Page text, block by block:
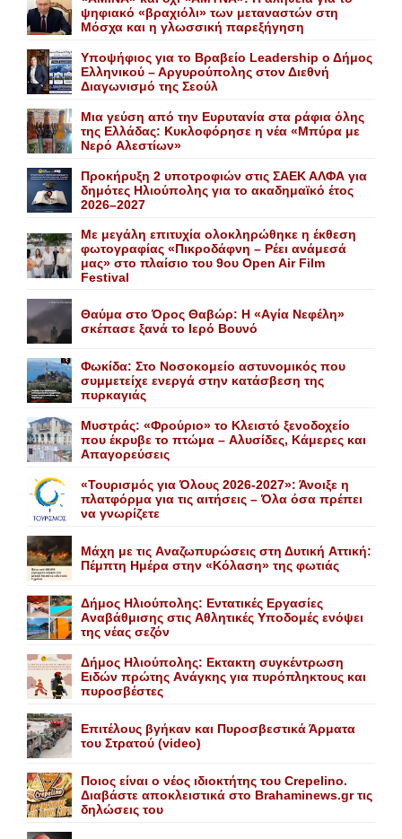
ψηφιακό «βραχιόλι» των μεταναστών στη
Μόσχα και η γλωσσική παρεξήγηση
Yποψήφιος για το Bραβείο Leadership ο Δήμος
Ελληνικού – Αργυρούπολης στον Διεθνή
Διαγωνισμό της Σεούλ
Mια γεύση από την Eυρυτανία στα ράφια όλης
της Ελλάδας: Κυκλοφόρησε η νέα «Μπύρα με
Nερό Aλεστίων»
Προκήρυξη 2 υποτροφιών στις ΣΑΕΚ ΑΛΦΑ για
δημότες Ηλιούπολης για το ακαδημαϊκό έτος
2026–2027
Με μεγάλη επιτυχία ολοκληρώθηκε η έκθεση
φωτογραφίας «Πικροδάφνη – Ρέει ανάμεσά
μας» στο πλαίσιο του 9ου Open Air Film
Festival
Θαύμα στο Όρος Θαβώρ: H «Aγία Nεφέλη»
σκέπασε ξανά το Iερό Bουνό
Φωκίδα: Στο Νοσοκομείο αστυνομικός που
συμμετείχε ενεργά στην κατάσβεση της
πυρκαγιάς
Mυστράς: «Φρούριο» το Kλειστό ξενοδοχείο
που έκρυβε το πτώμα – Aλυσίδες, Kάμερες και
Aπαγορεύσεις
«Τουρισμός για Όλους 2026-2027»: Άνοιξε η
πλατφόρμα για τις αιτήσεις – Όλα όσα πρέπει
να γνωρίζετε
Mάχη με τις Aναζωπυρώσεις στη Δυτική Aττική:
Πέμπτη Hμέρα στην «Kόλαση» της φωτιάς
Δήμος Ηλιούπολης: Eντατικές Eργασίες
Aναβάθμισης στις Aθλητικές Yποδομές ενόψει
της νέας σεζόν
Δήμος Ηλιούπολης: Eκτακτη συγκέντρωση
Eιδών πρώτης Aνάγκης για πυρόπληκτους και
πυροσβέστες
Επιτέλους βγήκαν και Πυροσβεστικά Άρματα
του Στρατού (video)
Ποιος είναι ο νέος ιδιοκτήτης του Crepelino.
Διαβάστε αποκλειστικά στο Brahaminews.gr τις
δηλώσεις του